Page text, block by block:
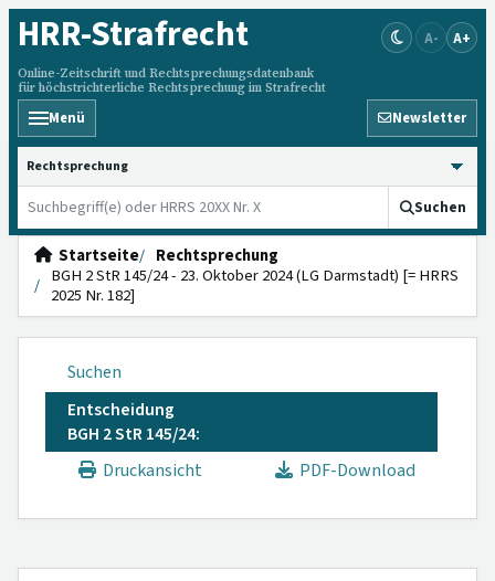
HRR-Strafrecht
Online-Zeitschrift und Rechtsprechungsdatenbank
für höchstrichterliche Rechtsprechung im Strafrecht
A- A+
Menü Newsletter
HRRS durchsuchen
Suchen
Startseite
Rechtsprechung
BGH 2 StR 145/24 - 23. Oktober 2024 (LG Darmstadt) [= HRRS
2025 Nr. 182]
Suchen
Entscheidung
BGH 2 StR 145/24:
Druckansicht
PDF-Download